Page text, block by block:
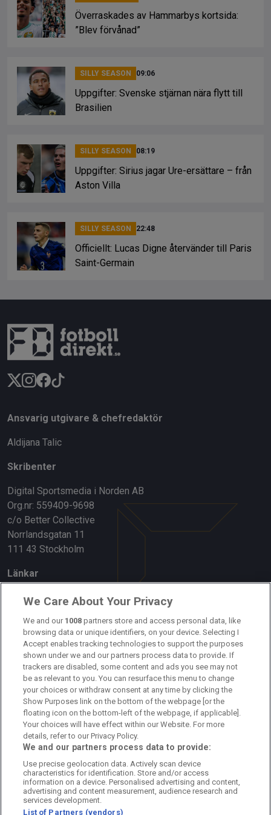
Överraskades av Hammarbys kortsida:
”Blev förvånad”
SILLY SEASON 09:06
Uppgifter: Svenske stjärnan nära flytt till
Brasilien
SILLY SEASON 08:19
Uppgifter: Sirius jagar Ure-ersättare – från
Aston Villa
SILLY SEASON 22:48
Officiellt: Lucas Digne återvänder till Paris
Saint-Germain
Ansvarig utgivare & chefredaktör
Aldijana Talic
Skribenter
Digital Sportsmedia i Norden AB
Org.nr: 559409-9698
c/o Better Collective
Norrlandsgatan 11
111 43 Stockholm
Länkar
Om oss
Kontakta oss
Kundtjänst
Sponsor: Rekatochklart
Annonsera på Fotbolldirekt
Redaktionell policy
Personuppgiftspolicy
Cookiepolicy
Arkiv
We Care About Your Privacy
We and our 1008 partners store and access personal data, like
browsing data or unique identifiers, on your device. Selecting I
Accept enables tracking technologies to support the purposes
shown under we and our partners process data to provide. If
trackers are disabled, some content and ads you see may not
be as relevant to you. You can resurface this menu to change
your choices or withdraw consent at any time by clicking the
Show Purposes link on the bottom of the webpage [or the
floating icon on the bottom-left of the webpage, if applicable].
Your choices will have effect within our Website. For more
details, refer to our Privacy Policy.
We and our partners process data to provide:
Use precise geolocation data. Actively scan device
characteristics for identification. Store and/or access
information on a device. Personalised advertising and content,
advertising and content measurement, audience research and
services development.
List of Partners (vendors)